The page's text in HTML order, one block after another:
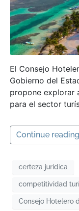
El Consejo
Gobierno del
propone explorar
para el sector
Continue reading
certeza jurídica
competitividad
Consejo Hotelero